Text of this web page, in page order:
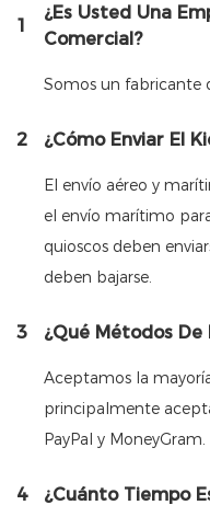
1
¿Es Usted Una
Comercial?
Somos un fabricante
2 ¿Cómo Enviar El
El envío aéreo y
el envío marítimo
quioscos deben
deben bajarse.
3 ¿Qué Métodos De
Aceptamos la
principalmente
PayPal y MoneyGram.
4 ¿Cuánto Tiempo